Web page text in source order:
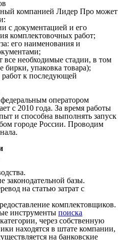
компанией Лидер Про может
с документацией и его
комплектовочных работ;
его наименования и
все необходимые стадии, в том
бирки, упаковка товара);
к последующей
оператором
с 2010 года. За время работы
и способна выполнять запуск
городе России. Проводим
законодательной базы.
на статью затрат с
комплектовщиков.
инструменты поиска
через собственную
находятся в штате компании,
на банковские